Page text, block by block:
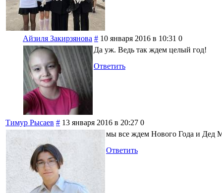
Айзиля Закирзянова # 10 января 2016 в 10:31 0
Да уж. Ведь так ждем целый год!
Ответить
Тимур Рысаев # 13 января 2016 в 20:27 0
мы все ждем Нового Года и Дед
Ответить